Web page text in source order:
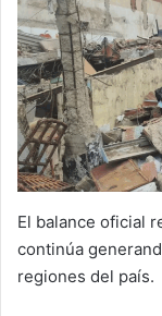
El balance oficial
continúa
regiones del país.